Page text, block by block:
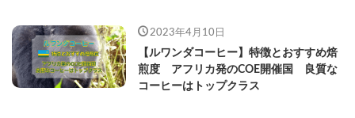
2023年4月10日
【ルワンダコーヒー】特徴とおすすめ焙
煎度 アフリカ発のCOE開催国 良質な
コーヒーはトップクラス